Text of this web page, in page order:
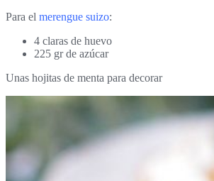
Para el merengue suizo:
4 claras de huevo
225 gr de azúcar
Unas hojitas de menta para decorar